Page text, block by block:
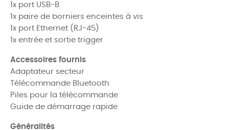
1x port USB-B
1x paire de borniers enceintes à vis
1x port Ethernet (RJ-45)
1x entrée et sortie trigger
Accessoires fournis
Adaptateur secteur
Télécommande Bluetooth
Piles pour la télécommande
Guide de démarrage rapide
Généralités